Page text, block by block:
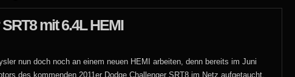
mit 6.4L HEMI
nun doch noch an einem neuen HEMI arbeiten, denn bereits im Juni
des kommenden 2011er Dodge Challenger SRT8 im Netz aufgetaucht.